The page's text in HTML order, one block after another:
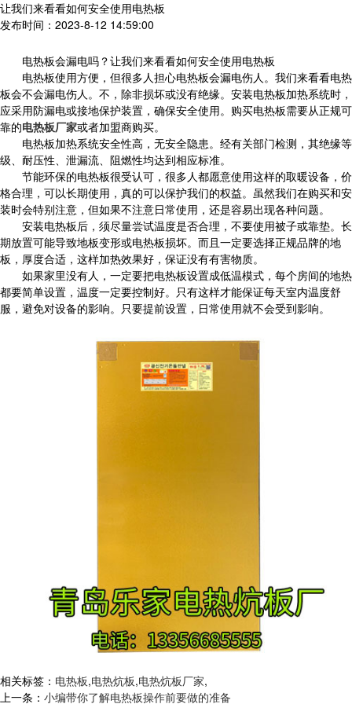
让我们来看看如何安全使用电热板
发布时间：2023-8-12 14:59:00
电热板会漏电吗？让我们来看看如何安全使用电热板
电热板使用方便，但很多人担心电热板会漏电伤人。我们来看看电热
板会不会漏电伤人。不，除非损坏或没有绝缘。安装电热板加热系统时，
应采用防漏电或接地保护装置，确保安全使用。购买电热板需要从正规可
靠的电热板厂家或者加盟商购买。
电热板加热系统安全性高，无安全隐患。经有关部门检测，其绝缘等
级、耐压性、泄漏流、阻燃性均达到相应标准。
节能环保的电热板很受认可，很多人都愿意使用这样的取暖设备，价
格合理，可以长期使用，真的可以保护我们的权益。虽然我们在购买和安
装时会特别注意，但如果不注意日常使用，还是容易出现各种问题。
安装电热板后，须尽量尝试温度是否合理，不要使用被子或靠垫。长
期放置可能导致地板变形或电热板损坏。而且一定要选择正规品牌的地
板，厚度合适，这样加热效果好，保证没有有害物质。
如果家里没有人，一定要把电热板设置成低温模式，每个房间的地热
都要简单设置，温度一定要控制好。只有这样才能保证每天室内温度舒
服，避免对设备的影响。只要提前设置，日常使用就不会受到影响。
相关标签： 电热板,电热炕板,电热炕板厂家,
上一条： 小编带你了解电热板操作前要做的准备